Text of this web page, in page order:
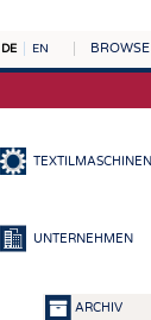
DE EN
TEXTILMASCHINEN
UNTERNEHMEN
ARCHIV